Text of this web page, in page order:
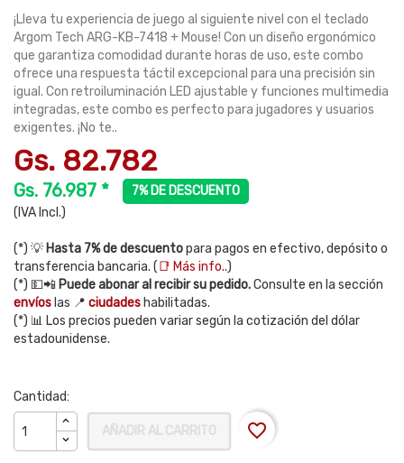
¡Lleva tu experiencia de juego al siguiente nivel con el teclado
Argom Tech ARG-KB-7418 + Mouse! Con un diseño ergonómico
que garantiza comodidad durante horas de uso, este combo
ofrece una respuesta táctil excepcional para una precisión sin
igual. Con retroiluminación LED ajustable y funciones multimedia
integradas, este combo es perfecto para jugadores y usuarios
exigentes. ¡No te..
Gs. 82.782
Gs. 76.987 *
7% DE DESCUENTO
(IVA Incl.)
(*) 💡 Hasta 7% de descuentopara pagos en efectivo, depósito o
transferencia bancaria. (📑 Más info..)
(*) 💵📲 Puede abonar al recibir su pedido.Consulte en la sección
envíos las 📍 ciudades habilitadas.
(*) 📊 Los precios pueden variar según la cotización del dólar
estadounidense.
Cantidad:
AÑADIR AL CARRITO favorite_border